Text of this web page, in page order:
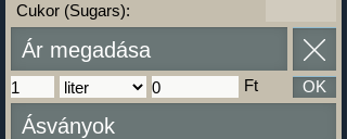
Cukor (Sugars):
Ár megadása
Ft OK
Ásványok